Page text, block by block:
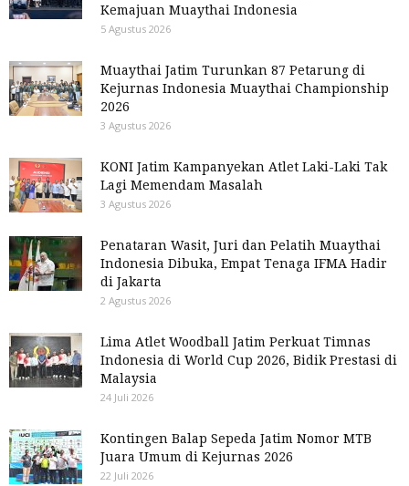
Kemajuan Muaythai Indonesia
5 Agustus 2026
Muaythai Jatim Turunkan 87 Petarung di
Kejurnas Indonesia Muaythai Championship
2026
3 Agustus 2026
KONI Jatim Kampanyekan Atlet Laki-Laki Tak
Lagi Memendam Masalah
3 Agustus 2026
Penataran Wasit, Juri dan Pelatih Muaythai
Indonesia Dibuka, Empat Tenaga IFMA Hadir
di Jakarta
2 Agustus 2026
Lima Atlet Woodball Jatim Perkuat Timnas
Indonesia di World Cup 2026, Bidik Prestasi di
Malaysia
24 Juli 2026
Kontingen Balap Sepeda Jatim Nomor MTB
Juara Umum di Kejurnas 2026
22 Juli 2026